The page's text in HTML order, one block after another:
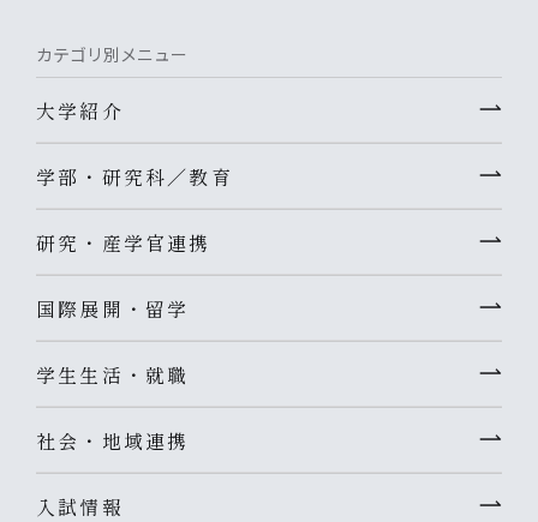
カテゴリ別メニュー
大学紹介
学部・研究科／教育
研究・産学官連携
国際展開・留学
学生生活・就職
社会・地域連携
入試情報